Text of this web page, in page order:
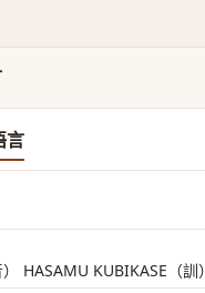
言
HASAMU KUBIKASE（訓）